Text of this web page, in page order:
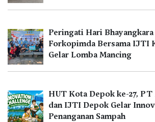
Peringati Hari
Forkopimda Bersama IJTI
Gelar Lomba Mancing
HUT Kota Depok ke-27,
dan IJTI Depok Gelar
Penanganan Sampah